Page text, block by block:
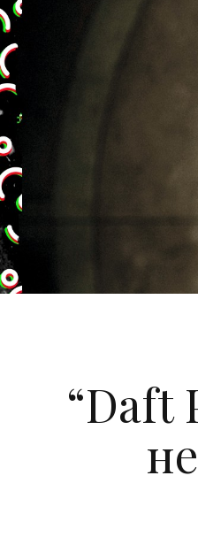
“Daft